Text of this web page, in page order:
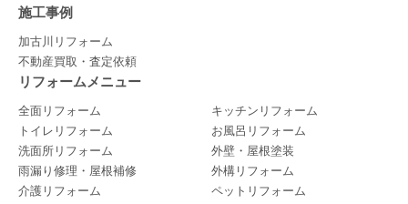
施工事例
加古川リフォーム
不動産買取・査定依頼
リフォームメニュー
全面リフォーム
キッチンリフォーム
トイレリフォーム
お風呂リフォーム
洗面所リフォーム
外壁・屋根塗装
雨漏り修理・屋根補修
外構リフォーム
介護リフォーム
ペットリフォーム